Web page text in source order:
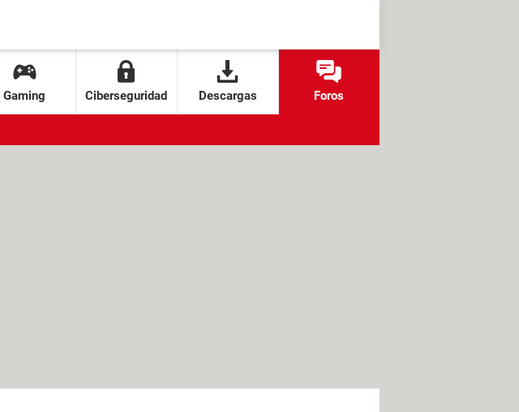
Gaming Ciberseguridad Descargas Foros